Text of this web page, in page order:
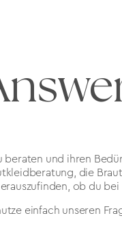
und ihren
die
ob du
einfach unseren